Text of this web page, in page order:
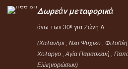
Δωρεάν μεταφορικά
άνω των 30ε για Ζώνη Α
(Χαλανδρι , Νεο Ψυχικο , Φιλοθέη ,
Χολαργο , Αγία Παρασκευή ,
Ελληνορώσων)